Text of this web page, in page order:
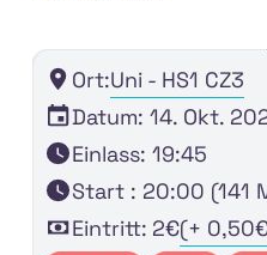
Ort:Uni - HS1 CZ3
Datum: 14. Okt.
Einlass: 19:45
Start : 20:00 (141
Eintritt: 2€(+